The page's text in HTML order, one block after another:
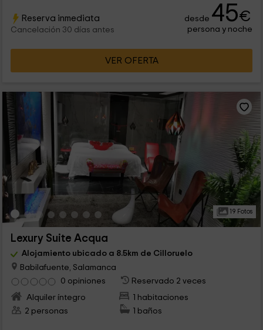
Reserva inmediata
Cancelación 30 días antes
desde 45€
persona y noche
VER OFERTA
19 Fotos
Lexury Suite Acqua
Alojamiento ubicado a 8.5km de Cilloruelo
Babilafuente, Salamanca
0 opiniones
Reservado 2 veces
Alquiler íntegro
1 habitaciones
2 personas
1 baños